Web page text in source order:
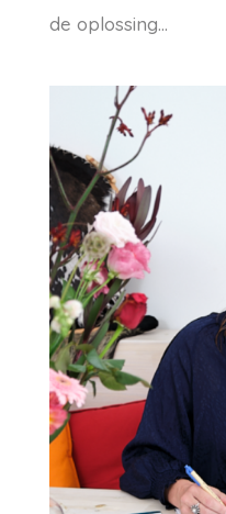
de oplossing...